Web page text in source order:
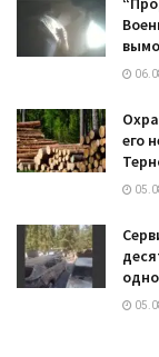
его